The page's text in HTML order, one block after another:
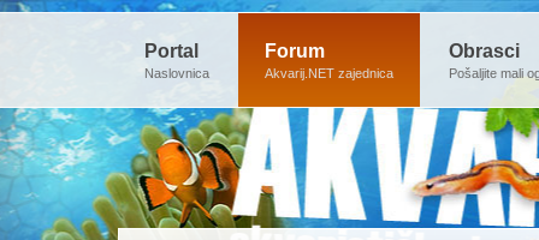
Portal
Naslovnica
Forum
Akvarij.NET zajednica
Obrasci
Pošaljite mali